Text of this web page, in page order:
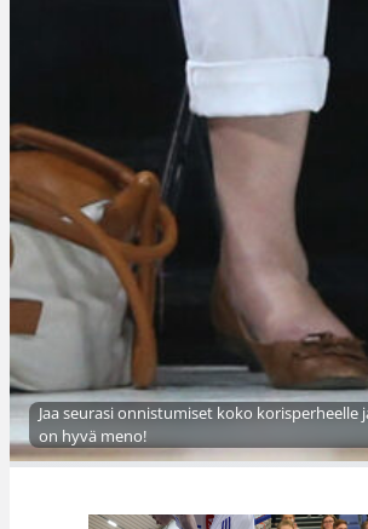
Jaa seurasi onnistumiset koko korisperheelle
on hyvä meno!